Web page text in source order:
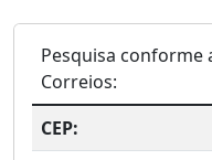
Pesquisa conforme
Correios:
CEP: